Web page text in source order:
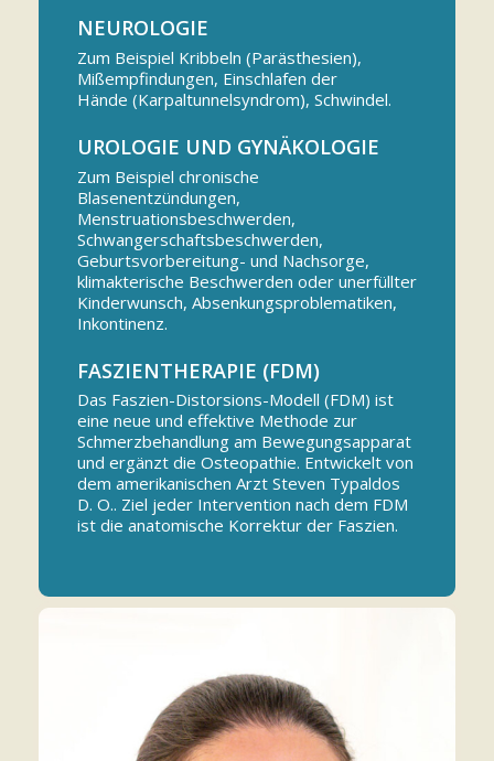
NEUROLOGIE
Zum Beispiel Kribbeln (Parästhesien),
Mißempfindungen, Einschlafen der
Hände (Karpaltunnelsyndrom), Schwindel.
UROLOGIE UND GYNÄKOLOGIE
Zum Beispiel chronische
Blasenentzündungen,
Menstruationsbeschwerden,
Schwangerschaftsbeschwerden,
Geburtsvorbereitung- und Nachsorge,
klimakterische Beschwerden oder unerfüllter
Kinderwunsch, Absenkungsproblematiken,
Inkontinenz.
FASZIENTHERAPIE (FDM)
Das Faszien-Distorsions-Modell (FDM) ist
eine neue und effektive Methode zur
Schmerzbehandlung am Bewegungsapparat
und ergänzt die Osteopathie. Entwickelt von
dem amerikanischen Arzt Steven Typaldos
D. O.. Ziel jeder Intervention nach dem FDM
ist die anatomische Korrektur der Faszien.